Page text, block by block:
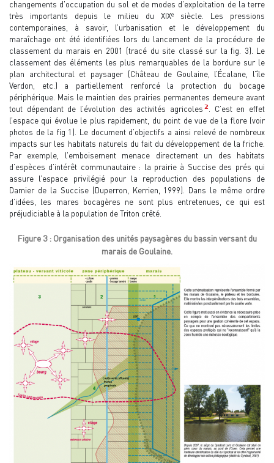
changements d’occupation du sol et de modes d’exploitation de la terre
très importants depuis le milieu du XIXe
siècle. Les pressions
contemporaines, à savoir, l’urbanisation et le développement du
maraîchage ont été identifiées lors du lancement de la procédure de
classement du marais en 2001 (tracé du site classé sur la fig. 3). Le
classement des éléments les plus remarquables de la bordure sur le
plan architectural et paysager (Château de Goulaine, l’Écalane, l’île
Verdon, etc.) a partiellement renforcé la protection du bocage
périphérique. Mais le maintien des prairies permanentes demeure avant
tout dépendant de l’évolution des activités agricoles 2. C’est en effet
l’espace qui évolue le plus rapidement, du point de vue de la flore (voir
photos de la fig 1). Le document d’objectifs a ainsi relevé de nombreux
impacts sur les habitats naturels du fait du développement de la friche.
Par exemple, l’emboisement menace directement un des habitats
d’espèces d’intérêt communautaire : la prairie à Succise des prés qui
assure l’espace privilégié pour la reproduction des populations de
Damier de la Succise (Duperron, Kerrien, 1999). Dans le même ordre
d’idées, les mares bocagères ne sont plus entretenues, ce qui est
préjudiciable à la population de Triton crêté.
Figure 3 : Organisation des unités paysagères du bassin versant du
marais de Goulaine.